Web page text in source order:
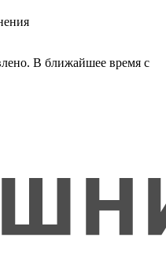
В ближайшее время с